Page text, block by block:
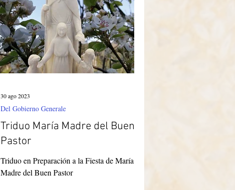
Triduo María Madre del Buen
Pastor
Triduo en Preparación a la Fiesta de María
Madre del Buen Pastor
Del Gobierno Generale
30 ago 2023